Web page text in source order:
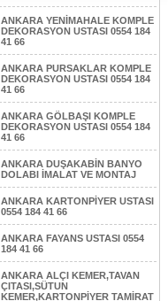
ANKARA YENİMAHALE KOMPLE
DEKORASYON USTASI 0554 184
41 66
ANKARA PURSAKLAR KOMPLE
DEKORASYON USTASI 0554 184
41 66
ANKARA GÖLBAŞI KOMPLE
DEKORASYON USTASI 0554 184
41 66
ANKARA DUŞAKABİN BANYO
DOLABI İMALAT VE MONTAJ
ANKARA KARTONPİYER USTASI
0554 184 41 66
ANKARA FAYANS USTASI 0554
184 41 66
ANKARA ALÇI KEMER,TAVAN
ÇITASI,SÜTUN
KEMER,KARTONPİYER TAMİRAT